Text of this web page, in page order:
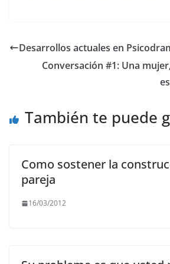
e
b
k
er l s
A
gr
a
y
Desarrollos actuales en
Conversación #1: Una
También te puede
Como sostener la
pareja
16/03/2012